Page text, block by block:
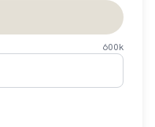
600k